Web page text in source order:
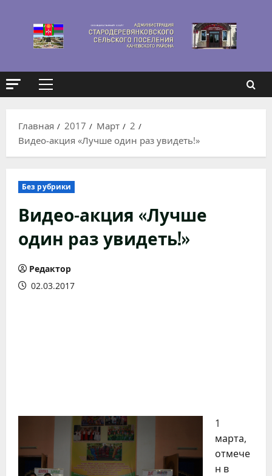
содержимому
Основное
Главная
2017 Март
2
Видео-акция «Лучше один раз увидеть!»
Без рубрики
Видео-акция «Лучше
один раз увидеть!»
Редактор
02.03.2017
1
марта,
отмече
н в